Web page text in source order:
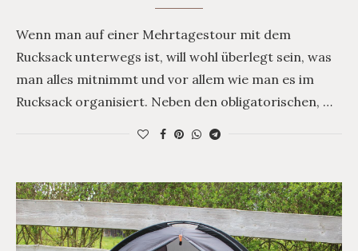
Wenn man auf einer Mehrtagestour mit dem
Rucksack unterwegs ist, will wohl überlegt sein, was
man alles mitnimmt und vor allem wie man es im
Rucksack organisiert. Neben den obligatorischen, …